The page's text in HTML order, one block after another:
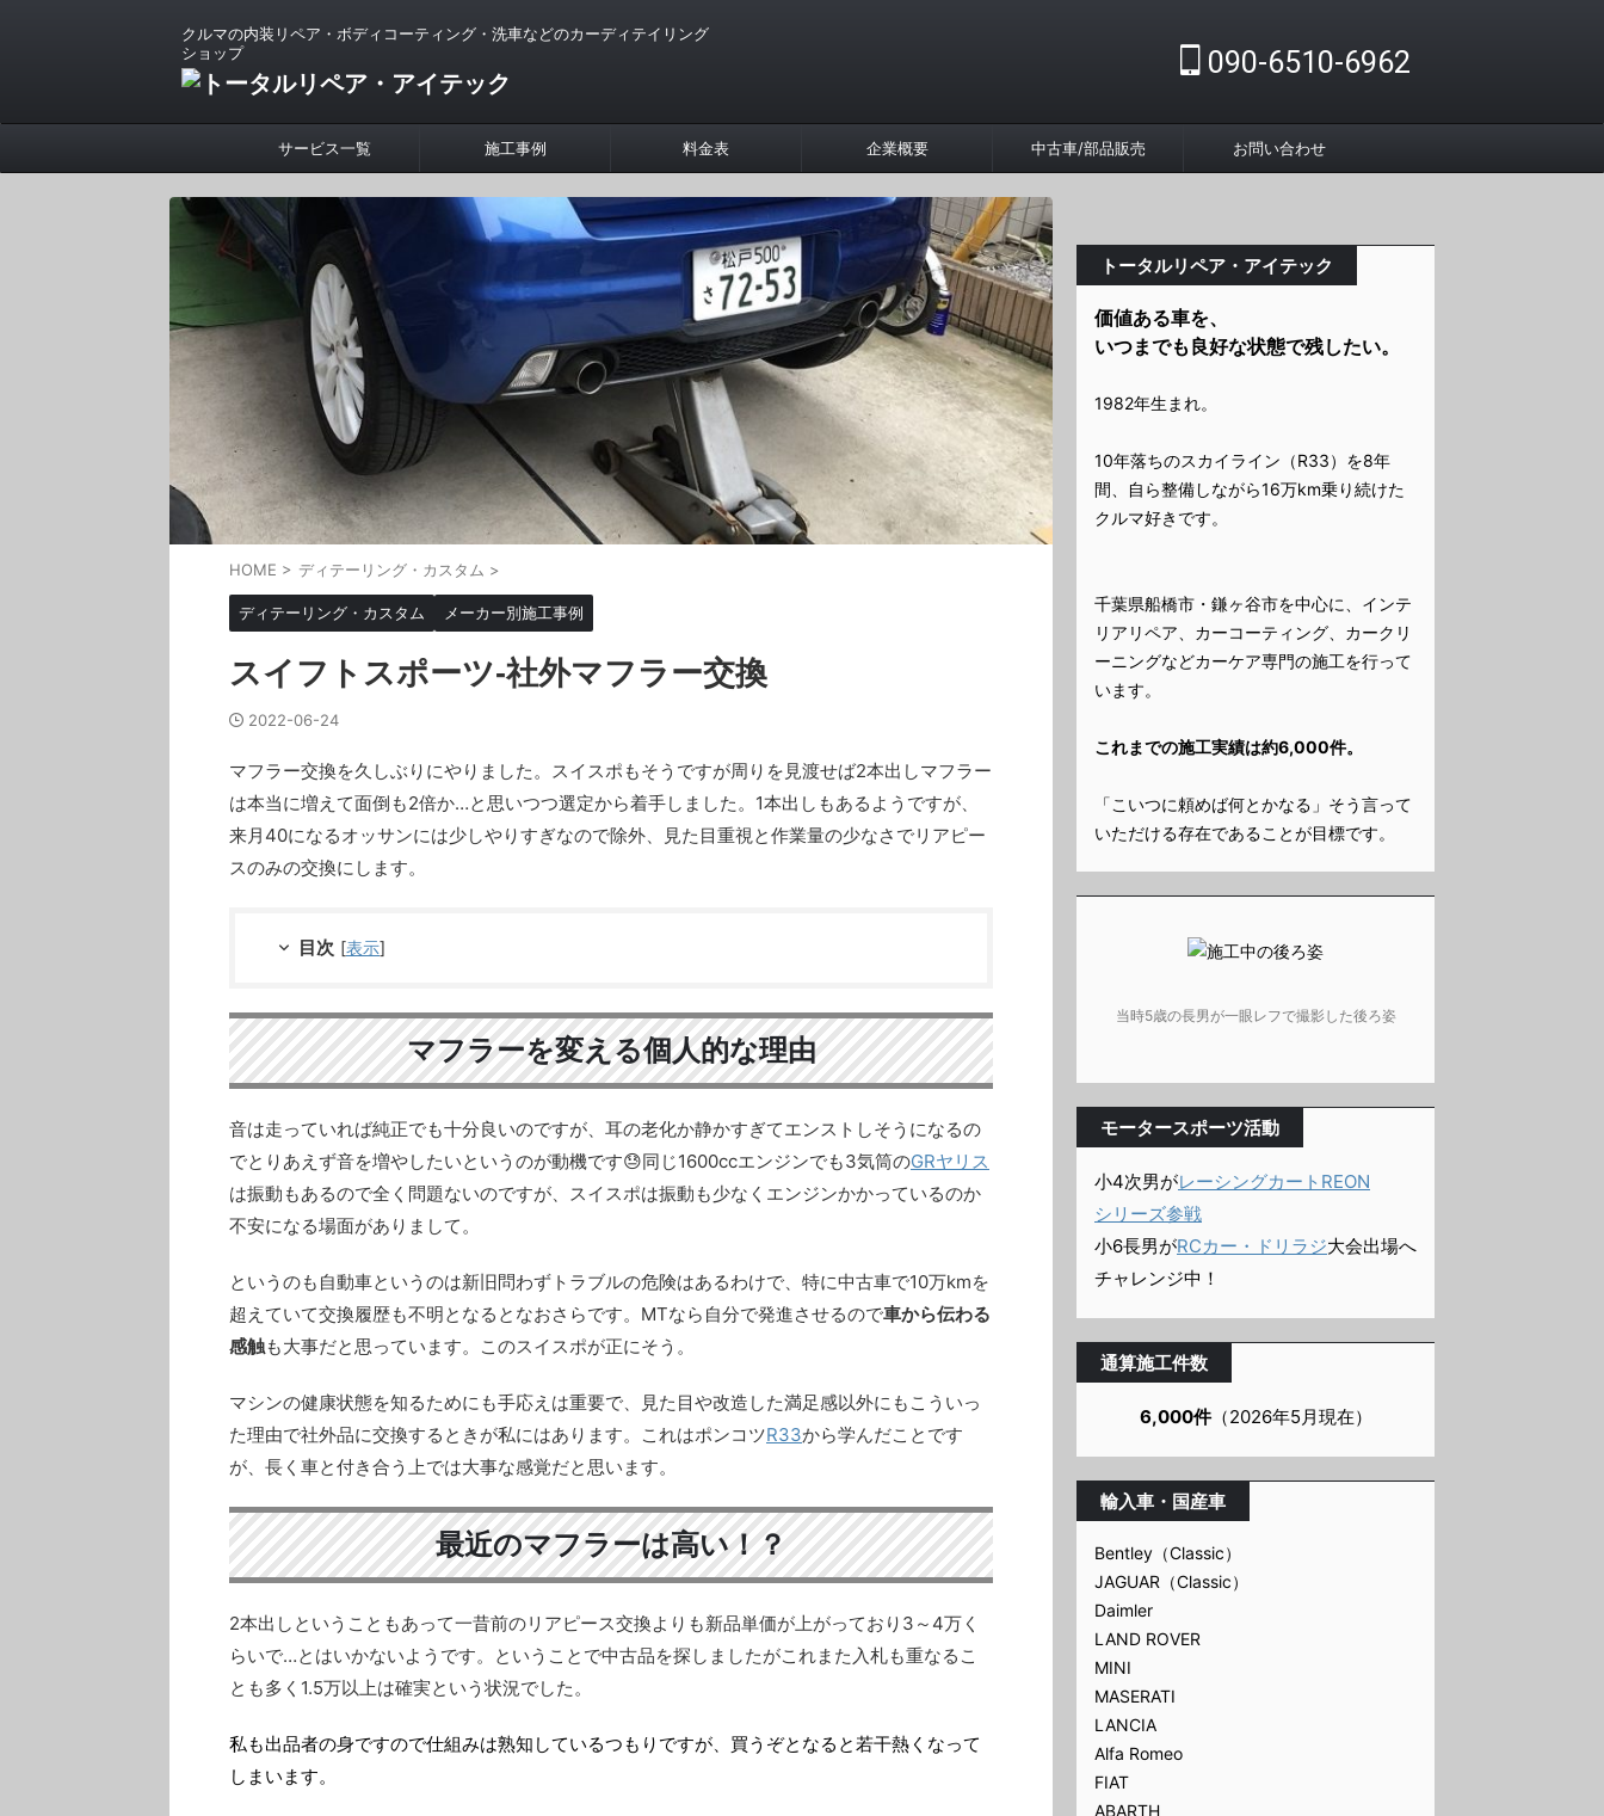
クルマの内装リペア・ボディコーティング・洗車などのカーディテイリング
ショップ
090-6510-6962
サービス一覧 施工事例 料金表 企業概要 中古車/部品販売 お問い合わせ
HOME > ディテーリング・カスタム >
ディテーリング・カスタム メーカー別施工事例
スイフトスポーツ-社外マフラー交換
2022-06-24
マフラー交換を久しぶりにやりました。スイスポもそうですが周りを見渡せば2本出しマフラー
は本当に増えて面倒も2倍か…と思いつつ選定から着手しました。1本出しもあるようですが、
来月40になるオッサンには少しやりすぎなので除外、見た目重視と作業量の少なさでリアピー
スのみの交換にします。
目次 [表示]
マフラーを変える個人的な理由
音は走っていれば純正でも十分良いのですが、耳の老化か静かすぎてエンストしそうになるの
でとりあえず音を増やしたいというのが動機です😓同じ1600ccエンジンでも3気筒のGRヤリス
は振動もあるので全く問題ないのですが、スイスポは振動も少なくエンジンかかっているのか
不安になる場面がありまして。
というのも自動車というのは新旧問わずトラブルの危険はあるわけで、特に中古車で10万kmを
超えていて交換履歴も不明となるとなおさらです。MTなら自分で発進させるので車から伝わる
感触も大事だと思っています。このスイスポが正にそう。
マシンの健康状態を知るためにも手応えは重要で、見た目や改造した満足感以外にもこういっ
た理由で社外品に交換するときが私にはあります。これはポンコツR33から学んだことです
が、長く車と付き合う上では大事な感覚だと思います。
最近のマフラーは高い！？
2本出しということもあって一昔前のリアピース交換よりも新品単価が上がっており3～4万く
らいで…とはいかないようです。ということで中古品を探しましたがこれまた入札も重なるこ
とも多く1.5万以上は確実という状況でした。
私も出品者の身ですので仕組みは熟知しているつもりですが、買うぞとなると若干熱くなって
しまいます。
トータルリペア・アイテック
価値ある車を、
いつまでも良好な状態で残したい。
1982年生まれ。
10年落ちのスカイライン（R33）を8年
間、自ら整備しながら16万km乗り続けた
クルマ好きです。
千葉県船橋市・鎌ヶ谷市を中心に、インテ
リアリペア、カーコーティング、カークリ
ーニングなどカーケア専門の施工を行って
います。
これまでの施工実績は約6,000件。
「こいつに頼めば何とかなる」そう言って
いただける存在であることが目標です。
当時5歳の長男が一眼レフで撮影した後ろ姿
モータースポーツ活動
小4次男がレーシングカートREON
シリーズ参戦
小6長男がRCカー・ドリラジ大会出場へ
チャレンジ中！
通算施工件数
6,000件（2026年5月現在）
輸入車・国産車
Bentley（Classic）
JAGUAR（Classic）
Daimler
LAND ROVER
MINI
MASERATI
LANCIA
Alfa Romeo
FIAT
ABARTH